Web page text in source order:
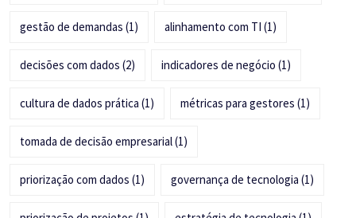
gestão de demandas (1) alinhamento com TI (1)
decisões com dados (2) indicadores de negócio (1)
cultura de dados prática (1) métricas para gestores (1)
tomada de decisão empresarial(1)
priorização com dados (1) governança de tecnologia (1)